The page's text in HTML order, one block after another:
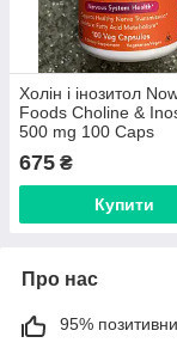
Холін і інозитол
Foods Choline &
500 mg 100 Caps
675 ₴
Купити
Про нас
95%